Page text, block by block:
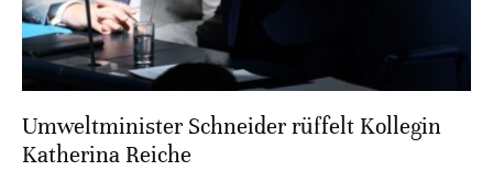
Umweltminister Schneider rüffelt Kollegin
Katherina Reiche